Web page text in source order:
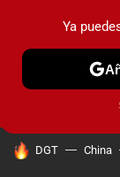
PRUEBAS
HOY SE HABLA
DGT China
Ya